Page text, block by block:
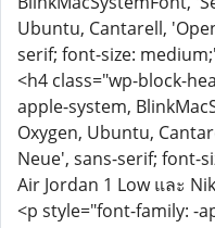
Ubuntu, Cantarell,
serif; font-size:
<h4 class="wp-block-
apple-system,
Oxygen, Ubuntu,
Neue', sans-serif; font-
Air Jordan 1 Low และ
<p style="font-family: -